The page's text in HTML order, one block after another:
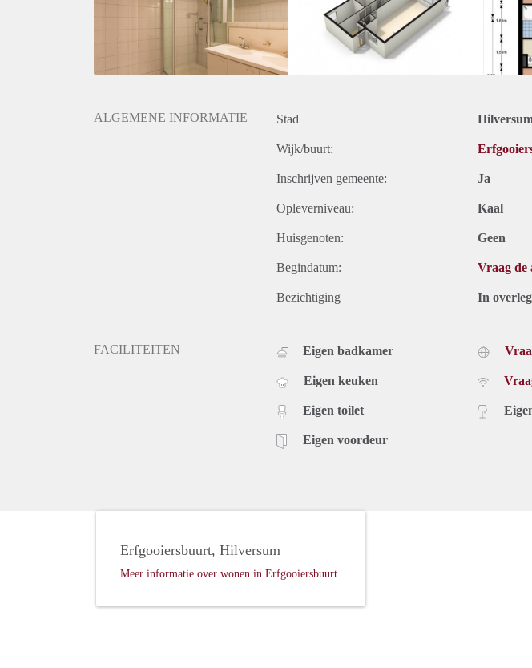
ALGEMENE INFORMATIE Stad
Wijk/buurt:
Inschrijven gemeente: Ja
Opleverniveau: Kaal
Huisgenoten: Geen
Begindatum: Vraag de
Bezichtiging In overleg
FACILITEITEN Eigen badkamer
Eigen keuken
Eigen toilet
Eigen voordeur
Erfgooiersbuurt, Hilversum
Meer informatie over wonen in Erfgooiersbuurt